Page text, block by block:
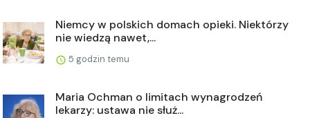
Niemcy w polskich domach opieki. Niektórzy
nie wiedzą nawet,...
5 godzin temu
Maria Ochman o limitach wynagrodzeń
lekarzy: ustawa nie służ...